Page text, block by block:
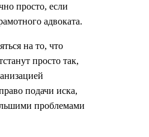
просто, если
адвоката.
на то, что
просто так,
подачи иска,
проблемами